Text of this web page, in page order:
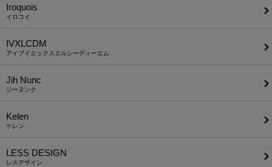
Iroquois
イロコイ
IVXLCDM
アイブイエックスエルシーディーエム
Jih Nunc
ジーヌンク
Kelen
ケレン
LESS DESIGN
レスデザイン